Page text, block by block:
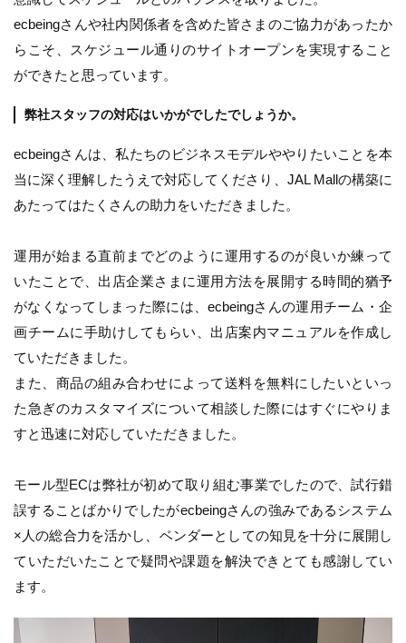
ecbeingさんや社内関係者を含めた皆さまのご協力があったか
らこそ、スケジュール通りのサイトオープンを実現すること
ができたと思っています。
弊社スタッフの対応はいかがでしたでしょうか。
ecbeingさんは、私たちのビジネスモデルややりたいことを本
当に深く理解したうえで対応してくださり、JAL Mallの構築に
あたってはたくさんの助力をいただきました。
運用が始まる直前までどのように運用するのが良いか練って
いたことで、出店企業さまに運用方法を展開する時間的猶予
がなくなってしまった際には、ecbeingさんの運用チーム・企
画チームに手助けしてもらい、出店案内マニュアルを作成し
ていただきました。
また、商品の組み合わせによって送料を無料にしたいといっ
た急ぎのカスタマイズについて相談した際にはすぐにやりま
すと迅速に対応していただきました。
モール型ECは弊社が初めて取り組む事業でしたので、試行錯
誤することばかりでしたがecbeingさんの強みであるシステム
×人の総合力を活かし、ベンダーとしての知見を十分に展開し
ていただいたことで疑問や課題を解決できとても感謝してい
ます。